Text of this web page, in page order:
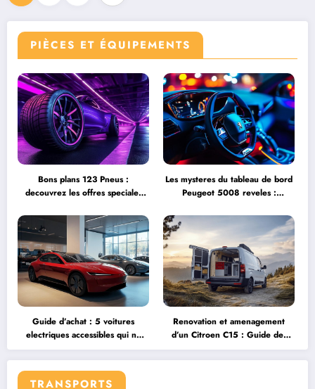
PIÈCES ET ÉQUIPEMENTS
Bons plans 123 Pneus :
decouvrez les offres speciales
Les mysteres du tableau de bord
Peugeot 5008 reveles :
d’urgence
Guide d’achat : 5 voitures
electriques accessibles qui ne
ruinent pas votre compte en
banque
Renovation et amenagement
d’un Citroen C15 : Guide des
depenses et points mecaniques
essentiels
TRANSPORTS